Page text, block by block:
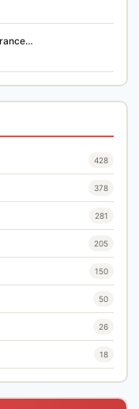
428
378
281
205
150
50
26
18